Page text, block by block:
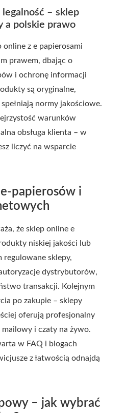
– sklep
a polskie prawo
online z e papierosami
prawem, dbając o
i ochronę informacji
są oryginalne,
normy jakościowe.
warunków
obsługa klienta – w
liczyć na wsparcie
papierosów i
że sklep online e
niskiej jakości lub
regulowane sklepy,
dystrybutorów,
transakcji. Kolejnym
po zakupie – sklepy
oferują profesjonalny
i czaty na żywo.
w FAQ i blogach
z łatwością odnajdą
– jak wybrać